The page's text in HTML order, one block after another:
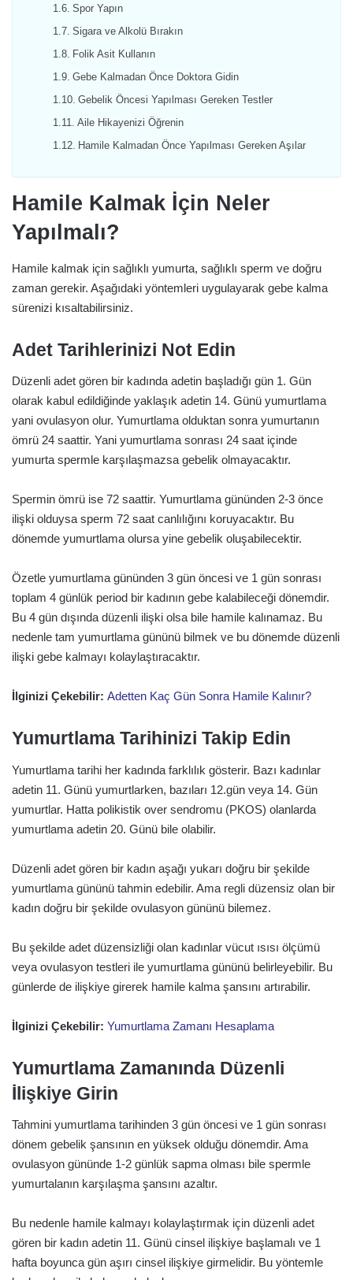
Spor Yapın
Sigara ve Alkolü Bırakın
Folik Asit Kullanın
Gebe Kalmadan Önce Doktora Gidin
Gebelik Öncesi Yapılması Gereken Testler
Aile Hikayenizi Öğrenin
Hamile Kalmadan Önce Yapılması Gereken Aşılar
Hamile Kalmak İçin Neler
Yapılmalı?
Hamile kalmak için sağlıklı yumurta, sağlıklı sperm ve doğru
zaman gerekir. Aşağıdaki yöntemleri uygulayarak gebe kalma
sürenizi kısaltabilirsiniz.
Adet Tarihlerinizi Not Edin
Düzenli adet gören bir kadında adetin başladığı gün 1. Gün
olarak kabul edildiğinde yaklaşık adetin 14. Günü yumurtlama
yani ovulasyon olur. Yumurtlama olduktan sonra yumurtanın
ömrü 24 saattir. Yani yumurtlama sonrası 24 saat içinde
yumurta spermle karşılaşmazsa gebelik olmayacaktır.
Spermin ömrü ise 72 saattir. Yumurtlama gününden 2-3 önce
ilişki olduysa sperm 72 saat canlılığını koruyacaktır. Bu
dönemde yumurtlama olursa yine gebelik oluşabilecektir.
Özetle yumurtlama gününden 3 gün öncesi ve 1 gün sonrası
toplam 4 günlük period bir kadının gebe kalabileceği dönemdir.
Bu 4 gün dışında düzenli ilişki olsa bile hamile kalınamaz. Bu
nedenle tam yumurtlama gününü bilmek ve bu dönemde düzenli
ilişki gebe kalmayı kolaylaştıracaktır.
İlginizi Çekebilir: Adetten Kaç Gün Sonra Hamile Kalınır?
Yumurtlama Tarihinizi Takip Edin
Yumurtlama tarihi her kadında farklılık gösterir. Bazı kadınlar
adetin 11. Günü yumurtlarken, bazıları 12.gün veya 14. Gün
yumurtlar. Hatta polikistik over sendromu (PKOS) olanlarda
yumurtlama adetin 20. Günü bile olabilir.
Düzenli adet gören bir kadın aşağı yukarı doğru bir şekilde
yumurtlama gününü tahmin edebilir. Ama regli düzensiz olan bir
kadın doğru bir şekilde ovulasyon gününü bilemez.
Bu şekilde adet düzensizliği olan kadınlar vücut ısısı ölçümü
veya ovulasyon testleri ile yumurtlama gününü belirleyebilir. Bu
günlerde de ilişkiye girerek hamile kalma şansını artırabilir.
İlginizi Çekebilir: Yumurtlama Zamanı Hesaplama
Yumurtlama Zamanında Düzenli
İlişkiye Girin
Tahmini yumurtlama tarihinden 3 gün öncesi ve 1 gün sonrası
dönem gebelik şansının en yüksek olduğu dönemdir. Ama
ovulasyon gününde 1-2 günlük sapma olması bile spermle
yumurtalanın karşılaşma şansını azaltır.
Bu nedenle hamile kalmayı kolaylaştırmak için düzenli adet
gören bir kadın adetin 11. Günü cinsel ilişkiye başlamalı ve 1
hafta boyunca gün aşırı cinsel ilişkiye girmelidir. Bu yöntemle